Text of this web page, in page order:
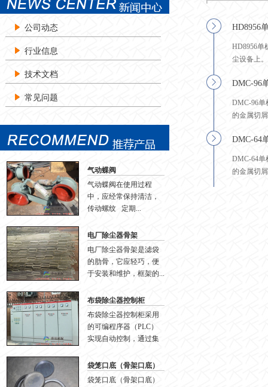
公司动态
行业信息
技术文档
常见问题
气动蝶阀
气动蝶阀在使用过程
中，应经常保持清洁，
传动螺纹 定期...
电厂除尘器骨架
电厂除尘器骨架是滤袋
的肋骨，它应轻巧，便
于安装和维护，框架的...
布袋除尘器控制柜
布袋除尘器控制柜采用
的可编程序器（PLC）
实现自动控制，通过集
袋笼口底（骨架口底）
袋笼口底（骨架口底）
HD8956
HD8956单
尘设备上
DMC-96
DMC-96单
的金属切
DMC-64
DMC-64单
的金属切